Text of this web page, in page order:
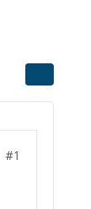
#1